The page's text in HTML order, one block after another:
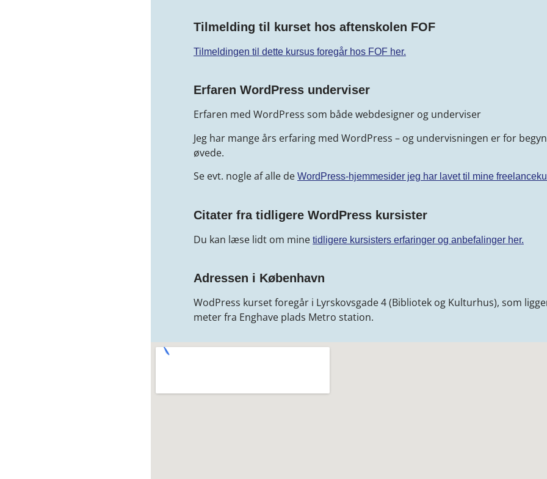
Tilmelding til kurset hos aftenskolen FOF
Tilmeldingen til dette kursus foregår hos FOF her.
Erfaren WordPress underviser
Erfaren med WordPress som både webdesigner og underviser
Jeg har mange års erfaring med WordPress – og undervisningen er for
øvede.
Se evt. nogle af alle de WordPress-hjemmesider jeg har lavet til mine
Citater fra tidligere WordPress kursister
Du kan læse lidt om mine tidligere kursisters erfaringer og anbefalinger her.
Adressen i København
WodPress kurset foregår i Lyrskovsgade 4 (Bibliotek og Kulturhus), som
meter fra Enghave plads Metro station.